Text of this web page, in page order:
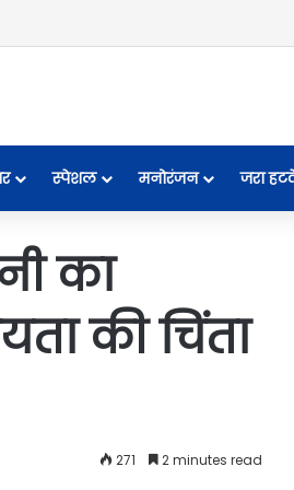
स्पेशल मनोरंजन जरा
का
की चिंता
271 2 minutes read